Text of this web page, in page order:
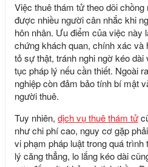
Việc thuê thám tử theo dõi
được nhiều người cân nhắc khi
hôn nhân. Ưu điểm của việc này
chứng khách quan, chính xác và
tỏ sự thật, tránh nghi ngờ kéo
tục pháp lý nếu cần thiết. Ngoài
nghiệp còn đảm bảo tính bí mật
người thuê.
Tuy nhiên, dịch vụ thuê thám tử
như chi phí cao, nguy cơ gặp
vi phạm pháp luật trong quá
lý căng thẳng, lo lắng kéo dài